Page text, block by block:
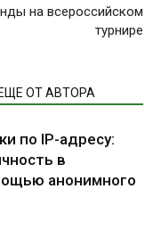
на всероссийском
турнире
ЕЩЕ ОТ АВТОРА
по IP-адресу:
в
анонимного